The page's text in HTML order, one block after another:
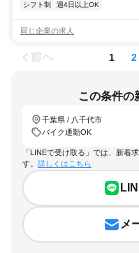
シフト制
週4日以上OK
同じ企業の求人
前へ 1 2
この条件の
千葉県 / 八千代市
バイク通勤OK
「LINEで受け取る」では、新着
す。 詳しくはこちら
メ